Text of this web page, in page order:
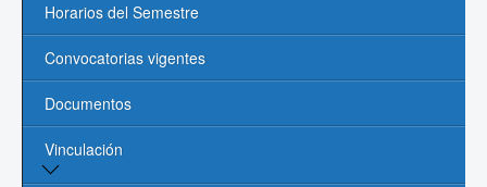
Doctorado
Admisión
Ingreso
Núcleo Académico
Horarios del Semestre
Convocatorias vigentes
Documentos
Vinculación